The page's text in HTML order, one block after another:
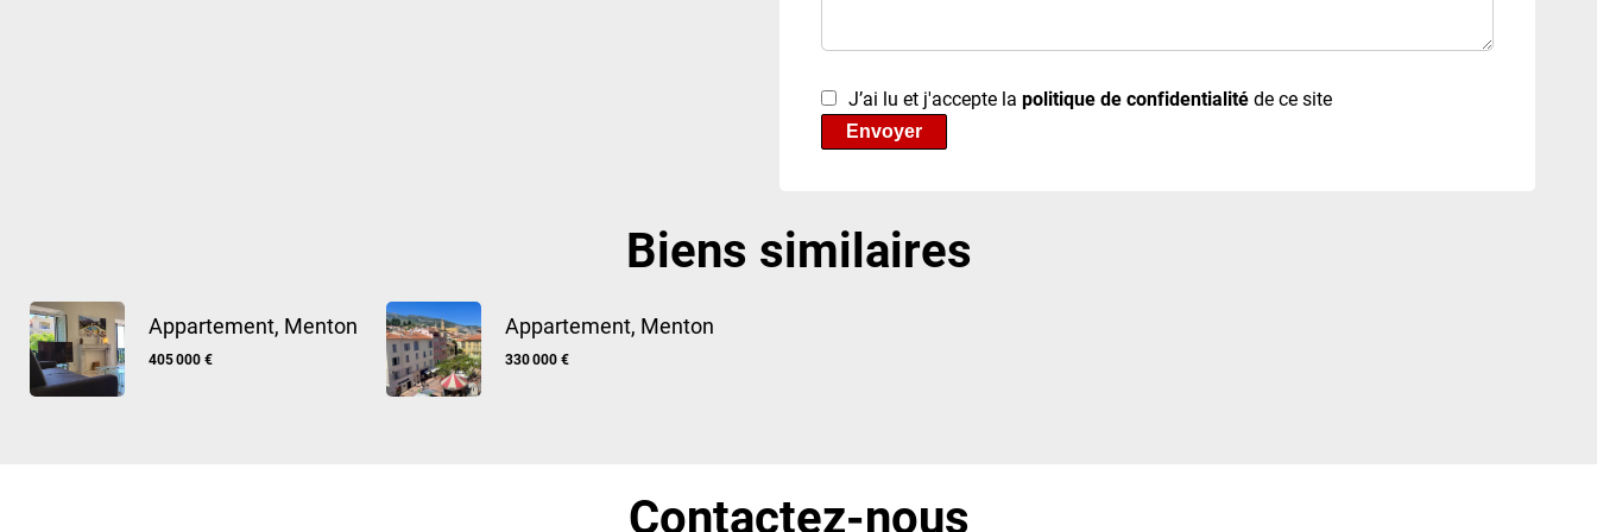
J’ai lu et j'accepte la politique de confidentialitéde ce site
Envoyer
Biens similaires
Appartement, Menton
405 000 €
Appartement, Menton
330 000 €
Contactez-nous